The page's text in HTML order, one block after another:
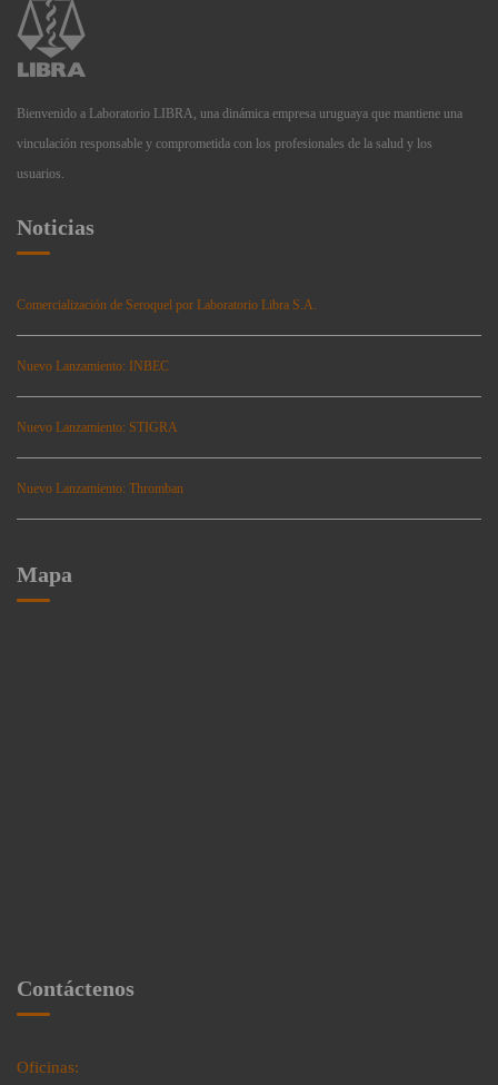
Bienvenido a Laboratorio LIBRA, una dinámica empresa uruguaya que mantiene una
vinculación responsable y comprometida con los profesionales de la salud y los
usuarios.
Noticias
Comercialización de Seroquel por Laboratorio Libra S.A.
Nuevo Lanzamiento: INBEC
Nuevo Lanzamiento: STIGRA
Nuevo Lanzamiento: Thromban
Mapa
Contáctenos
Oficinas: